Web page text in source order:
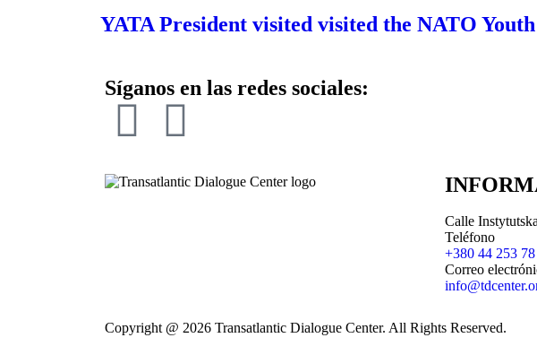
YATA President visited visited the NATO
Síganos en las redes sociales:
Calle
Teléfono
+380 44 253
Correo
Copyright @ 2026 Transatlantic Dialogue Center. All Rights Reserved.